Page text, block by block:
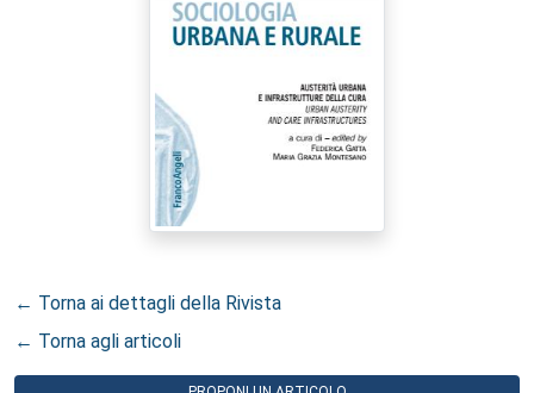
← Torna ai dettagli della Rivista
← Torna agli articoli